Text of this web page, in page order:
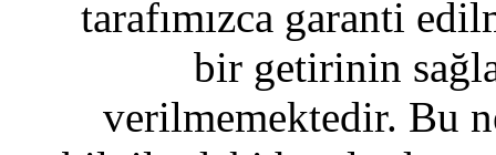
tarafımızca garanti
bir getirinin
verilmemektedir. Bu